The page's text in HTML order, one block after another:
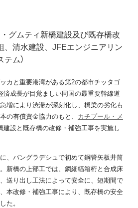
グムティ新橋建設及び既存橋改
、清水建設、JFEエンジニアリン
ム）
カと重要港湾がある第2の都市チッタゴ
済成長が目覚ましい同国の最重要幹線道
増により渋滞が深刻化し、橋梁の劣化も
の有償資金協力のもと、
カチプール・メ
建設と既存橋の改修・補強工事を実施し
、バングラデシュで初めて鋼管矢板井筒
新橋の上部工では、鋼細幅箱桁と合成床
送り出し工法によって安全に、短期間で
本改修・補強工事により、既存橋の安全
た。